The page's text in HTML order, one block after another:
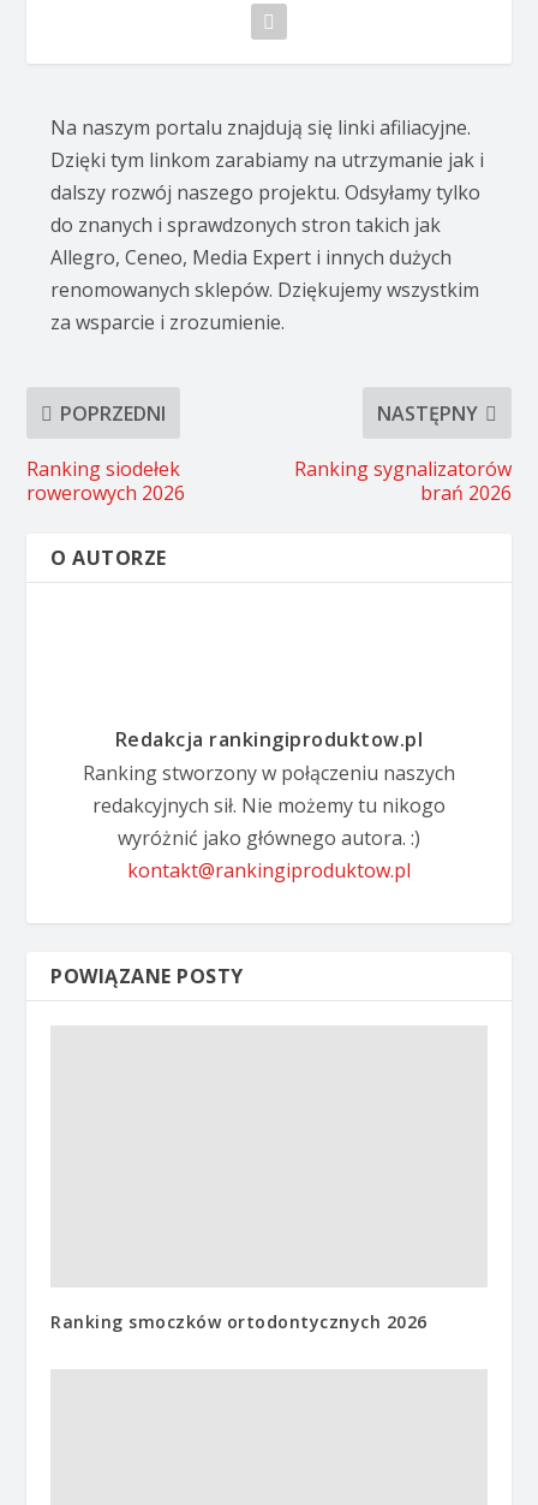
Na naszym portalu znajdują się linki afiliacyjne.
Dzięki tym linkom zarabiamy na utrzymanie jak i
dalszy rozwój naszego projektu. Odsyłamy tylko
do znanych i sprawdzonych stron takich jak
Allegro, Ceneo, Media Expert i innych dużych
renomowanych sklepów. Dziękujemy wszystkim
za wsparcie i zrozumienie.
POPRZEDNI
Ranking siodełek
rowerowych 2026
NASTĘPNY
Ranking sygnalizatorów
brań 2026
O AUTORZE
Redakcja rankingiproduktow.pl
Ranking stworzony w połączeniu naszych
redakcyjnych sił. Nie możemy tu nikogo
wyróżnić jako głównego autora. :)
kontakt@rankingiproduktow.pl
POWIĄZANE POSTY
Ranking smoczków ortodontycznych 2026